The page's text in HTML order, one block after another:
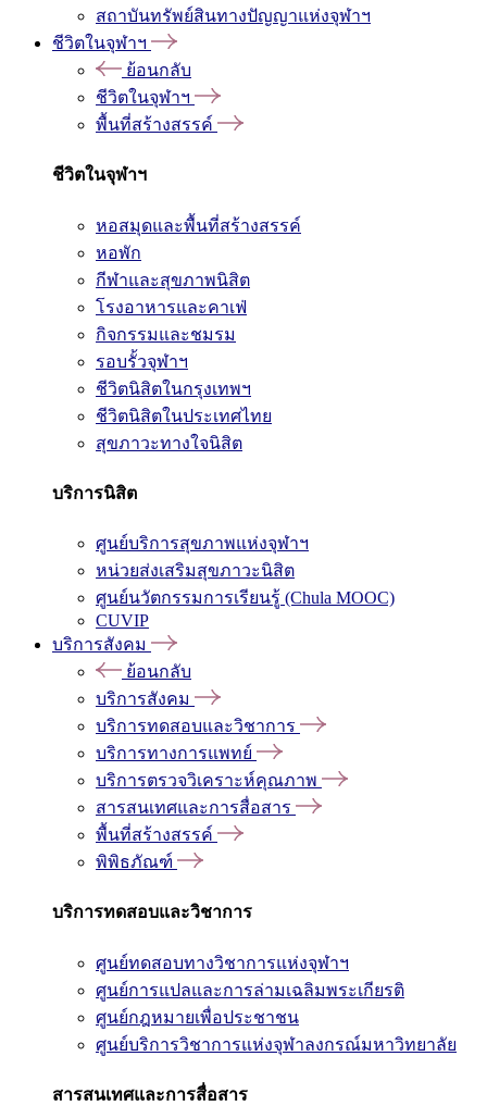
สถาบันทรัพย์สินทางปัญญาแห่งจุฬาฯ
ชีวิตในจุฬาฯ
ย้อนกลับ
ชีวิตในจุฬาฯ
พื้นที่สร้างสรรค์
ชีวิตในจุฬาฯ
หอสมุดและพื้นที่สร้างสรรค์
หอพัก
กีฬาและสุขภาพนิสิต
โรงอาหารและคาเฟ่
กิจกรรมและชมรม
รอบรั้วจุฬาฯ
ชีวิตนิสิตในกรุงเทพฯ
ชีวิตนิสิตในประเทศไทย
สุขภาวะทางใจนิสิต
บริการนิสิต
ศูนย์บริการสุขภาพแห่งจุฬาฯ
หน่วยส่งเสริมสุขภาวะนิสิต
ศูนย์นวัตกรรมการเรียนรู้ (Chula MOOC)
CUVIP
บริการสังคม
ย้อนกลับ
บริการสังคม
บริการทดสอบและวิชาการ
บริการทางการแพทย์
บริการตรวจวิเคราะห์คุณภาพ
สารสนเทศและการสื่อสาร
พื้นที่สร้างสรรค์
พิพิธภัณฑ์
บริการทดสอบและวิชาการ
ศูนย์ทดสอบทางวิชาการแห่งจุฬาฯ
ศูนย์การแปลและการล่ามเฉลิมพระเกียรติ
ศูนย์กฎหมายเพื่อประชาชน
ศูนย์บริการวิชาการแห่งจุฬาลงกรณ์มหาวิทยาลัย
สารสนเทศและการสื่อสาร